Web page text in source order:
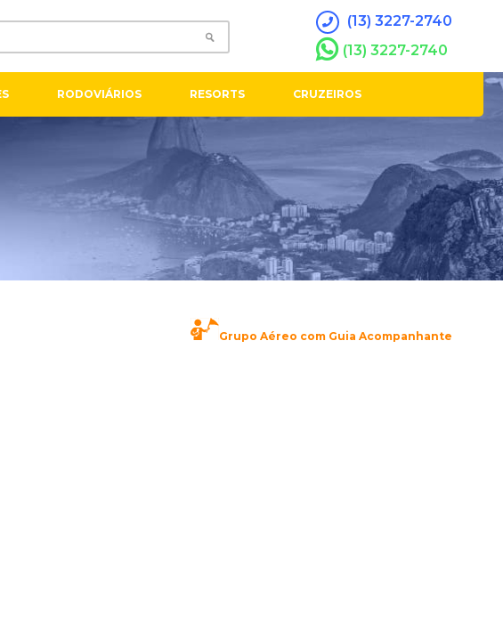
(13) 3227-2740
(13) 3227-2740
RODOVIÁRIOS RESORTS CRUZEIROS
Grupo Aéreo com Guia Acompanhante